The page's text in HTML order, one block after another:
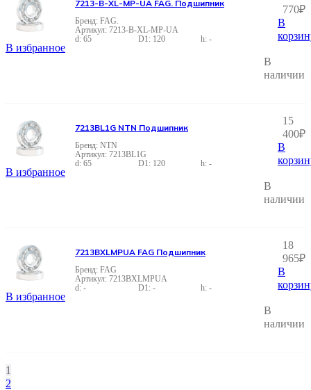
В избранное
7213-B-XL-MP-UA
65
120 -
FAG.
7213-B-XL-MP-UA FAG. Подшипник
770₽
В
В
наличии
В избранное
7213BL1G
65
120 -
NTN
7213BL1G NTN Подшипник
15
400₽
В
В
наличии
В избранное
7213BXLMPUA
-
- -
FAG
7213BXLMPUA FAG Подшипник
18
965₽
В
В
наличии
1
2